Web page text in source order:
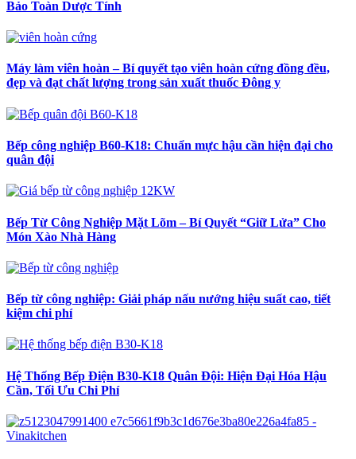
Bảo Toàn Dược Tính
Máy làm viên hoàn – Bí quyết tạo viên hoàn cứng đồng đều,
đẹp và đạt chất lượng trong sản xuất thuốc Đông y
Bếp công nghiệp B60-K18: Chuẩn mực hậu cần hiện đại cho
quân đội
Bếp Từ Công Nghiệp Mặt Lõm – Bí Quyết “Giữ Lửa” Cho
Món Xào Nhà Hàng
Bếp từ công nghiệp: Giải pháp nấu nướng hiệu suất cao, tiết
kiệm chi phí
Hệ Thống Bếp Điện B30-K18 Quân Đội: Hiện Đại Hóa Hậu
Cần, Tối Ưu Chi Phí